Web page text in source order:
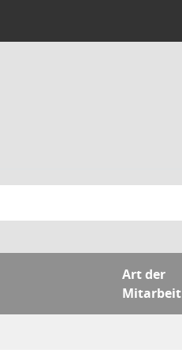
Art der
Mitarbeit